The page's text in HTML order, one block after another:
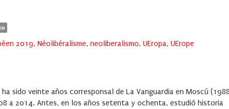
2019, Néolibéralisme, neoliberalismo, UEropa, UErope
sido veinte años corresponsal de La Vanguardia en Moscú
a 2014. Antes, en los años setenta y ochenta, estudió historia